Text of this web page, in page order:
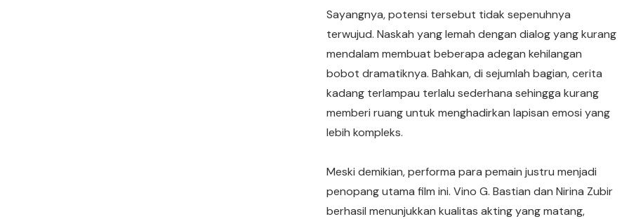
Sayangnya, potensi tersebut tidak sepenuhnya
terwujud. Naskah yang lemah dengan dialog yang kurang
mendalam membuat beberapa adegan kehilangan
bobot dramatiknya. Bahkan, di sejumlah bagian, cerita
kadang terlampau terlalu sederhana sehingga kurang
memberi ruang untuk menghadirkan lapisan emosi yang
lebih kompleks.
Meski demikian, performa para pemain justru menjadi
penopang utama film ini. Vino G. Bastian dan Nirina Zubir
berhasil menunjukkan kualitas akting yang matang,